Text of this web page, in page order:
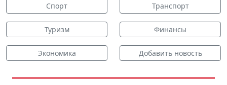
Спорт Транспорт
Туризм Финансы
Экономика Добавить новость